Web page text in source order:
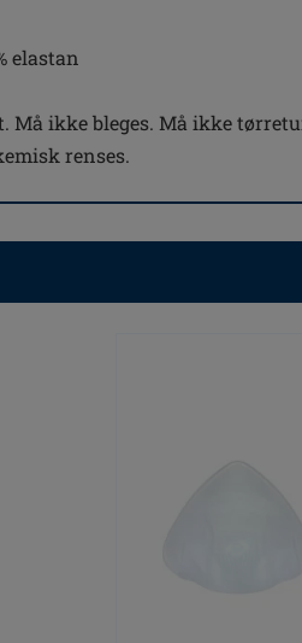
elastan
Må ikke bleges. Må ikke
renses.